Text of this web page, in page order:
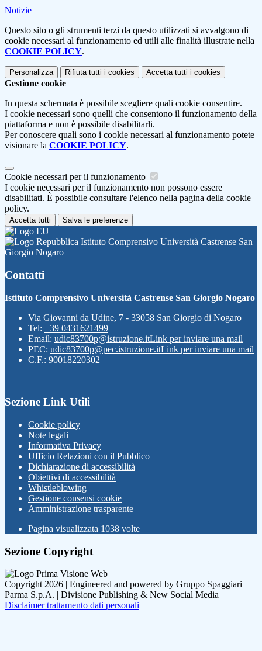
Notizie
Questo sito o gli strumenti terzi da questo utilizzati si avvalgono di
cookie necessari al funzionamento ed utili alle finalità illustrate nella
COOKIE POLICY.
Personalizza Rifiuta tutti i cookies Accetta tutti i cookies
Gestione cookie
In questa schermata è possibile scegliere quali cookie consentire.
I cookie necessari sono quelli che consentono il funzionamento della
piattaforma e non è possibile disabilitarli.
Per conoscere quali sono i cookie necessari al funzionamento potete
visionare la COOKIE POLICY.
Cookie necessari per il funzionamento
I cookie necessari per il funzionamento non possono essere
disabilitati. È possibile consultare l'elenco nella pagina della cookie
policy.
Accetta tutti Salva le preferenze
Istituto Comprensivo Università Castrense San
Giorgio Nogaro
Contatti
Istituto Comprensivo Università Castrense San Giorgio Nogaro
Via Giovanni da Udine, 7 - 33058 San Giorgio di Nogaro
Tel: +39 0431621499
Email: udic83700p@istruzione.itLink per inviare una mail
PEC: udic83700p@pec.istruzione.itLink per inviare una mail
C.F.: 90018220302
Sezione Link Utili
Cookie policy
Note legali
Informativa Privacy
Ufficio Relazioni con il Pubblico
Dichiarazione di accessibilità
Obiettivi di accessibilità
Whistleblowing
Gestione consensi cookie
Amministrazione trasparente
Pagina visualizzata 1038 volte
Sezione Copyright
Copyright 2026 | Engineered and powered by Gruppo Spaggiari
Parma S.p.A. | Divisione Publishing & New Social Media
Disclaimer trattamento dati personali